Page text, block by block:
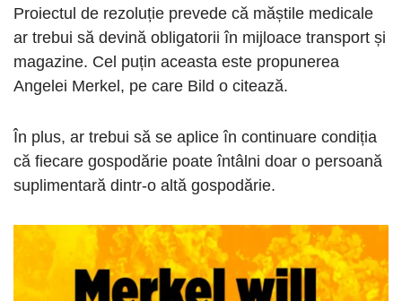
Proiectul de rezoluție prevede că măștile medicale
ar trebui să devină obligatorii în mijloace transport și
magazine. Cel puțin aceasta este propunerea
Angelei Merkel, pe care Bild o citează.
În plus, ar trebui să se aplice în continuare condiția
că fiecare gospodărie poate întâlni doar o persoană
suplimentară dintr-o altă gospodărie.